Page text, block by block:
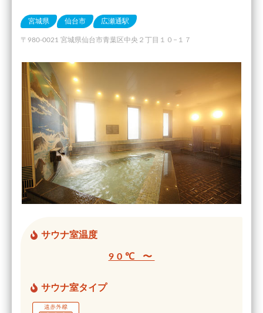
宮城県 仙台市 広瀬通駅
〒980-0021 宮城県仙台市青葉区中央２丁目１０−１７
サウナ室温度
90℃ 〜
サウナ室タイプ